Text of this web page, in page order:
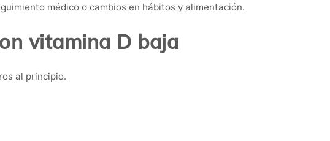
médico o cambios en hábitos y alimentación.
vitamina D baja
al principio.